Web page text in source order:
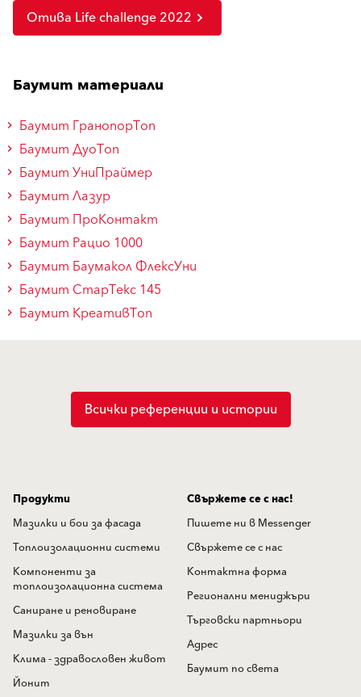
Отива Life challenge 2022
Баумит материали
Баумит ГранопорТоп
Баумит ДуоТоп
Баумит УниПраймер
Баумит Лазур
Баумит ПроКонтакт
Баумит Рацио 1000
Баумит Баумакол ФлексУни
Баумит СтарТекс 145
Баумит КреативТоп
Всички референции и истории
Продукти
Мазилки и бои за фасада
Топлоизолационни системи
Компоненти за
топлоизолационна система
Саниране и реновиране
Мазилки за вън
Клима - здравословен живот
Йонит
Свържете се с нас!
Пишете ни в Messenger
Свържете се с нас
Контактна форма
Регионални мениджъри
Търговски партньори
Адрес
Баумит по света